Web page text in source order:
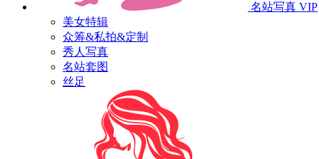
名站写真 VIP
美女特辑
众筹&私拍&定制
秀人写真
名站套图
丝足